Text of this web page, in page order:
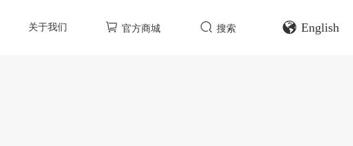
关于我们 官方商城 搜索 English